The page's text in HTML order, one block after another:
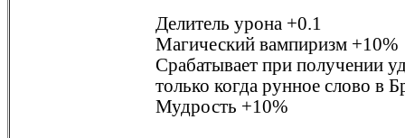
Делитель урона +0.1
Магический вампиризм +10%
Срабатывает при получении
только когда рунное слово в
Мудрость +10%